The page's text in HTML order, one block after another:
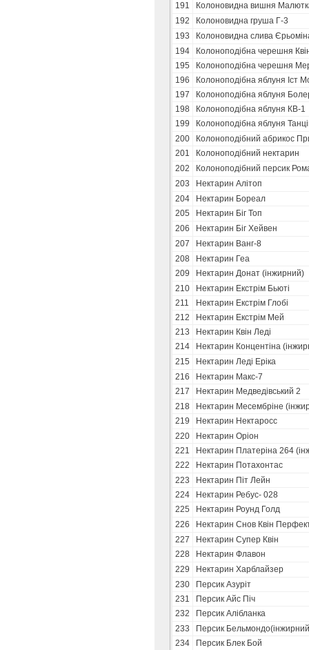
191
Колоновидна вишня
192
Колоновидна груша Г-3
193
Колоновидна слива
194
Колоноподібна черешня
195
Колоноподібна черешня
196
Колоноподібна яблуня Іст
197
Колоноподібна яблуня
198
Колоноподібна яблуня КВ-1
199
Колоноподібна яблуня
200
Колоноподібний абрикос
201
Колоноподібний нектарин
202
Колоноподібний персик
203
Нектарин Алітоп
204
Нектарин Бореал
205
Нектарин Біг Топ
206
Нектарин Біг Хейвен
207
Нектарин Ванг-8
208
Нектарин Геа
209
Нектарин Донат (інжирний)
210
Нектарин Екстрім Бьюті
211
Нектарин Екстрім Глобі
212
Нектарин Екстрім Мей
213
Нектарин Квін Леді
214
Нектарин Концентіна
215
Нектарин Леді Еріка
216
Нектарин Макс-7
217
Нектарин Медведівський 2
218
Нектарин Месембріне
219
Нектарин Нектаросс
220
Нектарин Оріон
221
Нектарин Платеріна 264
222
Нектарин Потахонтас
223
Нектарин Піт Лейн
224
Нектарин Ребус- 028
225
Нектарин Роунд Голд
226
Нектарин Снов Квін
227
Нектарин Супер Квін
228
Нектарин Флавон
229
Нектарин Харблайзер
230
Персик Азуріт
231
Персик Айс Піч
232
Персик Алібланка
233
Персик
234
Персик Блек Бой